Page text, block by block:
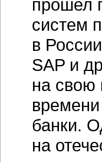
прошел
систем
в
SAP и
на свою
банки.
на